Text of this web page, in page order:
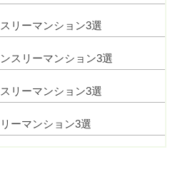
リーマンション3選
スリーマンション3選
リーマンション3選
ーマンション3選